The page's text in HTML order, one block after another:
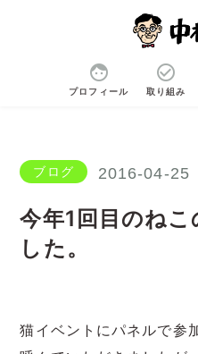
face
プロフィール
check_circle_outline
取り組み
ブログ 2016-04-25
今年1回目のね
した。
猫イベントにパネルで参